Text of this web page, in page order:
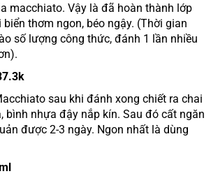
macchiato. Vậy là đã hoàn thành lớp
thơm ngon, béo ngậy. (Thời gian
số lượng công thức, đánh 1 lần nhiều
sau khi đánh xong chiết ra chai
bình nhựa đậy nắp kín. Sau đó cất ngăn
được 2-3 ngày. Ngon nhất là dùng